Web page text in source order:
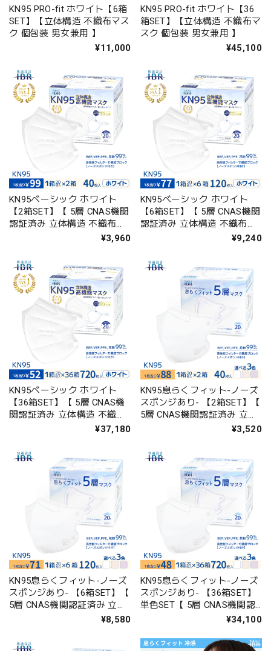
KN95 PRO-fit ホワイト【6箱
SET】【立体構造 不織布マス
ク 個包装 男女兼用 】
¥11,000
KN95 PRO-fit ホワイト【36
箱SET】【立体構造 不織布マ
スク 個包装 男女兼用 】
¥45,100
KN95ベーシック ホワイト
【2箱SET】【 5層 CNAS機関
認証済み 立体構造 不織布マ
スク 個包装 男女兼用 】¥3,960
KN95ベーシック ホワイト
【6箱SET】【 5層 CNAS機関
認証済み 立体構造 不織布マ
スク 個包装 男女兼用 】¥9,240
KN95ベーシック ホワイト
【36箱SET】【 5層 CNAS機
関認証済み 立体構造 不織布
マスク 個包装 男女兼用 】
¥37,180
KN95息らくフィット-ノーズ
スポンジあり- 【2箱SET】【
5層 CNAS機関認証済み 立体
構造 不織布マスク 個包装 男
¥3,520
KN95息らくフィット-ノーズ
スポンジあり- 【6箱SET】【
5層 CNAS機関認証済み 立体
構造 不織布マスク 個包装 男
¥8,580
KN95息らくフィット-ノーズ
スポンジあり- 【36箱SET】
単色SET【 5層 CNAS機関認
証済み 立体構造 不織布マス
¥34,100